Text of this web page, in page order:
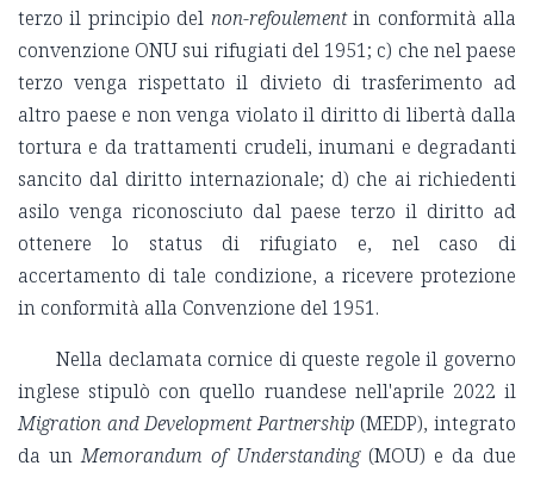
terzo il principio del non-refoulementin conformità alla
convenzione ONU sui rifugiati del 1951; c) che nel paese
terzo venga rispettato il divieto di trasferimento ad
altro paese e non venga violato il diritto di libertà dalla
tortura e da trattamenti crudeli, inumani e degradanti
sancito dal diritto internazionale; d) che ai richiedenti
asilo venga riconosciuto dal paese terzo il diritto ad
ottenere lo status di rifugiato e, nel caso di
accertamento di tale condizione, a ricevere protezione
in conformità alla Convenzione del 1951.
Nella declamata cornice di queste regole il governo
inglese stipulò con quello ruandese nell'aprile 2022 il
Migration and Development Partnership (MEDP), integrato
da unMemorandum of Understanding(MOU) e da due